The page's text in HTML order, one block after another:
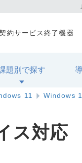
題別で探す
約サービス終了機器
11 Windows
ス対応